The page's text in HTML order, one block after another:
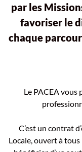
par les
favoriser le
chaque
Le PACEA
C’est un contrat
Locale, ouvert à